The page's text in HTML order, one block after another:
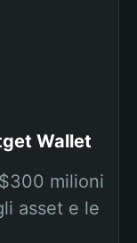
Wallet
milioni
asset e le